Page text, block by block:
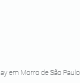
em Morro de São Paulo